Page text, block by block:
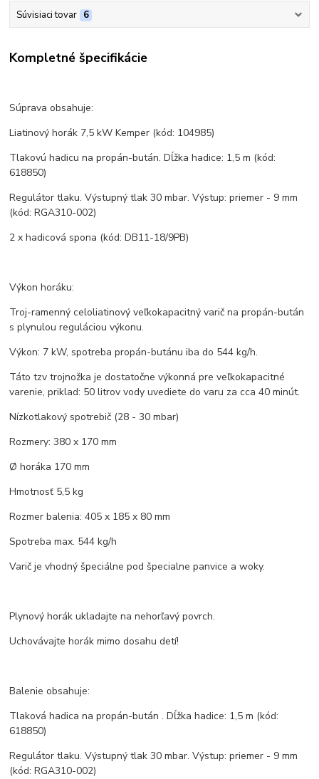
Súvisiaci tovar 6
Kompletné špecifikácie
Súprava obsahuje:
Liatinový horák 7,5 kW Kemper (kód: 104985)
Tlakovú hadicu na propán-bután. Dĺžka hadice: 1,5 m (kód:
618850)
Regulátor tlaku. Výstupný tlak 30 mbar. Výstup: priemer - 9 mm
(kód: RGA310-002)
2 x hadicová spona (kód: DB11-18/9PB)
Výkon horáku:
Troj-ramenný celoliatinový veľkokapacitný varič na propán-bután
s plynulou reguláciou výkonu.
Výkon: 7 kW, spotreba propán-butánu iba do 544 kg/h.
Táto tzv trojnožka je dostatočne výkonná pre veľkokapacitné
varenie, priklad: 50 litrov vody uvediete do varu za cca 40 minút.
Nízkotlakový spotrebič (28 - 30 mbar)
Rozmery: 380 x 170 mm
Ø horáka 170 mm
Hmotnosť 5,5 kg
Rozmer balenia: 405 x 185 x 80 mm
Spotreba max. 544 kg/h
Varič je vhodný špeciálne pod špecialne panvice a woky.
Plynový horák ukladajte na nehorľavý povrch.
Uchovávajte horák mimo dosahu detí!
Balenie obsahuje:
Tlaková hadica na propán-bután . Dĺžka hadice: 1,5 m (kód:
618850)
Regulátor tlaku. Výstupný tlak 30 mbar. Výstup: priemer - 9 mm
(kód: RGA310-002)